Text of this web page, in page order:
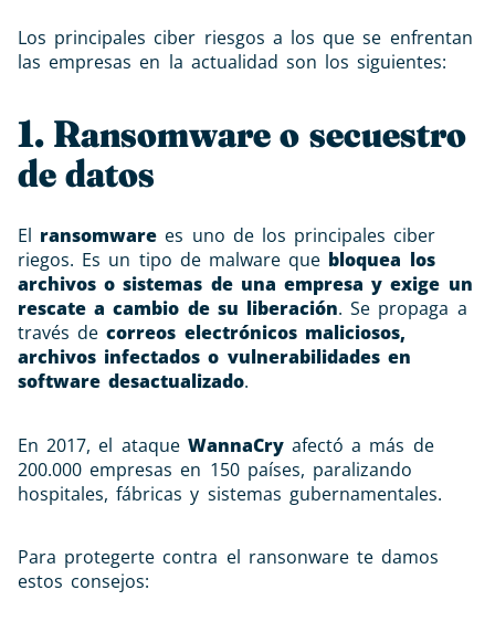
Los principales ciber riesgos a los que se enfrentan
las empresas en la actualidad son los siguientes:
1. Ransomware o secuestro
de datos
El ransomware es uno de los principales ciber
riegos. Es un tipo de malware que bloquea los
archivos o sistemas de una empresa y exige un
rescate a cambio de su liberación. Se propaga a
través decorreos electrónicos maliciosos,
archivos infectados o vulnerabilidades en
software desactualizado.
En 2017, el ataque WannaCryafectó a más de
200.000 empresas en 150 países, paralizando
hospitales, fábricas y sistemas gubernamentales.
Para protegerte contra el ransonware te damos
estos consejos: